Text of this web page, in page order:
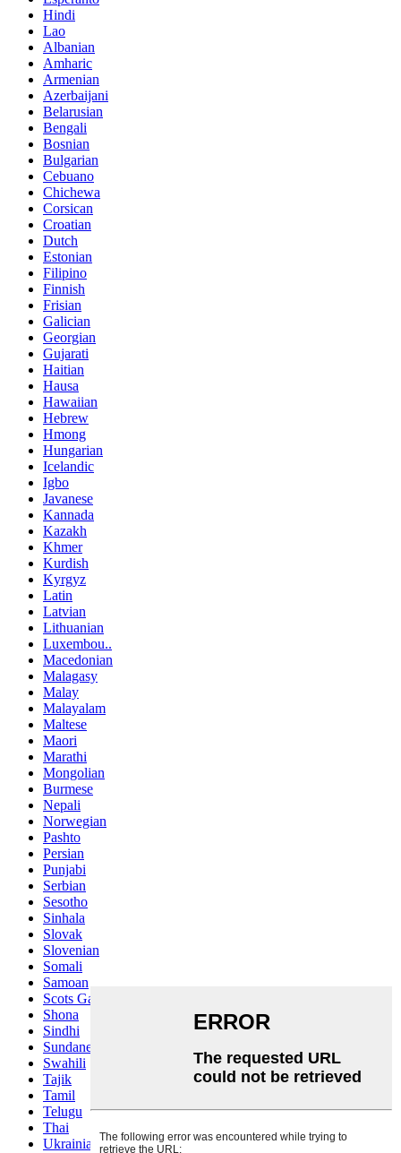
Hindi
Lao
Albanian
Amharic
Armenian
Azerbaijani
Belarusian
Bengali
Bosnian
Bulgarian
Cebuano
Chichewa
Corsican
Croatian
Dutch
Estonian
Filipino
Finnish
Frisian
Galician
Georgian
Gujarati
Haitian
Hausa
Hawaiian
Hebrew
Hmong
Hungarian
Icelandic
Igbo
Javanese
Kannada
Kazakh
Khmer
Kurdish
Kyrgyz
Latin
Latvian
Lithuanian
Luxembou..
Macedonian
Malagasy
Malay
Malayalam
Maltese
Maori
Marathi
Mongolian
Burmese
Nepali
Norwegian
Pashto
Persian
Punjabi
Serbian
Sesotho
Sinhala
Slovak
Slovenian
Somali
Samoan
Scots Gaelic
Shona
Sindhi
Sundanese
Swahili
Tajik
Tamil
Telugu
Thai
Ukrainian